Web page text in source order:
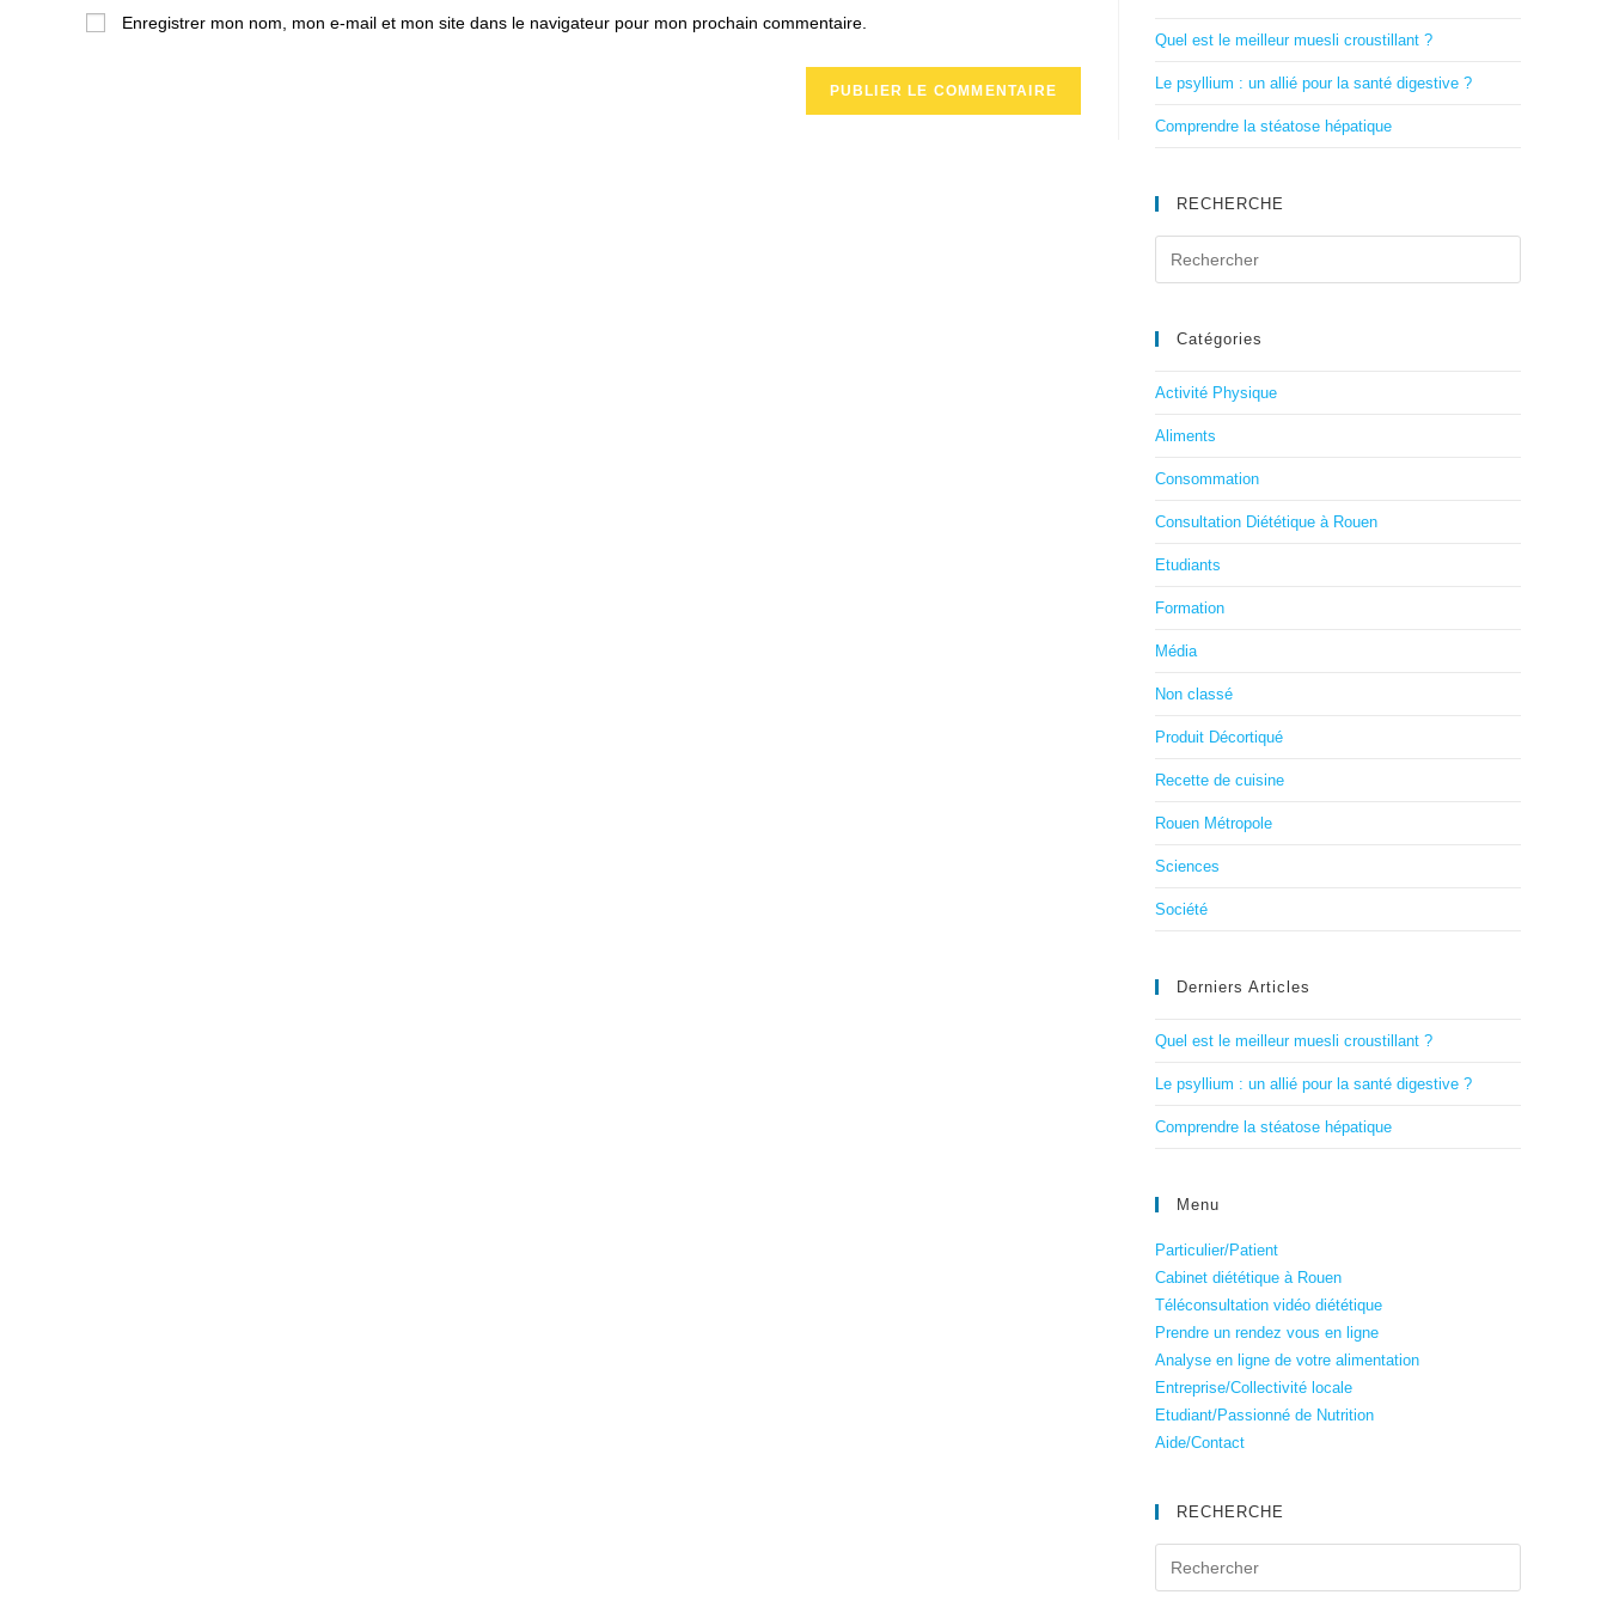
name
(facultatif)
Enregistrer mon nom, mon e-mail et mon site dans le navigateur pour mon prochain commentaire.
Quel est le meilleur muesli croustillant ?
Le psyllium : un allié pour la santé digestive ?
Comprendre la stéatose hépatique
RECHERCHE
Catégories
Activité Physique
Aliments
Consommation
Consultation Diététique à Rouen
Etudiants
Formation
Média
Non classé
Produit Décortiqué
Recette de cuisine
Rouen Métropole
Sciences
Société
Derniers Articles
Quel est le meilleur muesli croustillant ?
Le psyllium : un allié pour la santé digestive ?
Comprendre la stéatose hépatique
Menu
Particulier/Patient
Cabinet diététique à Rouen
Téléconsultation vidéo diététique
Prendre un rendez vous en ligne
Analyse en ligne de votre alimentation
Entreprise/Collectivité locale
Etudiant/Passionné de Nutrition
Aide/Contact
RECHERCHE